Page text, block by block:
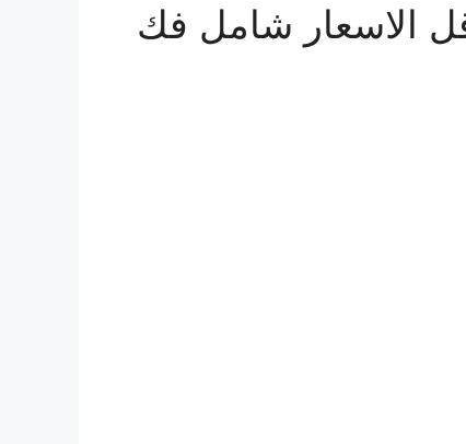
شحن عفش من الدمام الى قطر 0510814090 أقل الاسعار شامل فك